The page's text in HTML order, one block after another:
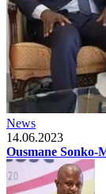
News
14.06.2023
Ousmane Sonko-